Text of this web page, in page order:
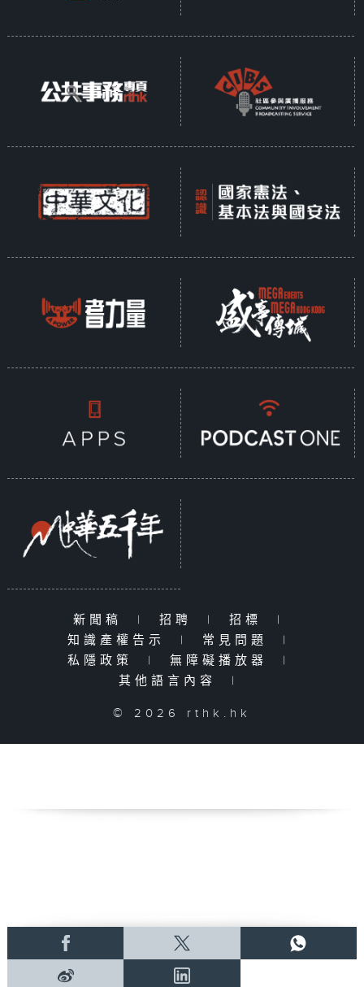
新聞稿 | 招聘 | 招標
|
知識產權告示
| 常見問題
|
私隱政策
| 無障礙播放器
|
其他語言內容
|
© 2026 rthk.hk